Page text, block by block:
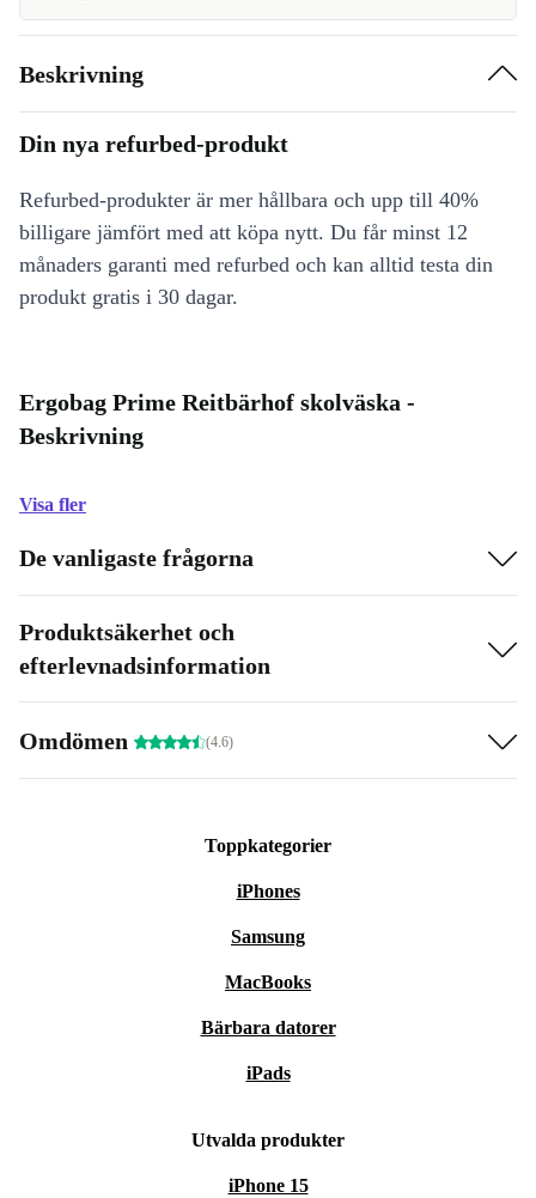
Beskrivning
Din nya refurbed-produkt
Refurbed-produkter är mer hållbara och upp till 40%
billigare jämfört med att köpa nytt. Du får minst 12
månaders garanti med refurbed och kan alltid testa din
produkt gratis i 30 dagar.
Ergobag Prime Reitbärhof skolväska -
Beskrivning
Visa fler
De vanligaste frågorna
Produktsäkerhet och
efterlevnadsinformation
Omdömen (4.6)
Toppkategorier
iPhones
Samsung
MacBooks
Bärbara datorer
iPads
Utvalda produkter
iPhone 15